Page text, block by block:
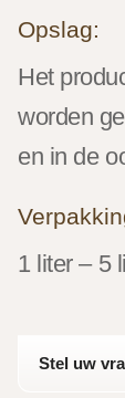
Opslag:
Het
worden
en in de
1 liter – 5
Stel uw